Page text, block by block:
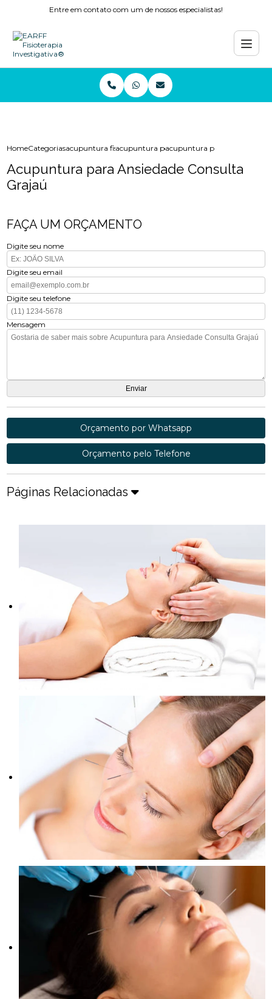
Entre em contato com um de nossos especialistas!
HomeCategoriasacupuntura fisioterapiaacupuntura perto de mimacupuntura para ansiedade
Acupuntura para Ansiedade Consulta
Grajaú
FAÇA UM ORÇAMENTO
Digite seu nome
Digite seu email
Digite seu telefone
Mensagem
Orçamento por Whatsapp
Orçamento pelo Telefone
Páginas Relacionadas